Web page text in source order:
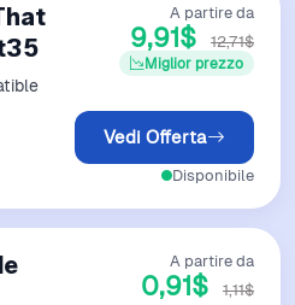
A partire da
9,91$ 12,71$
Miglior prezzo
Vedi Offerta
Disponibile
A partire da
0,91$ 1,11$